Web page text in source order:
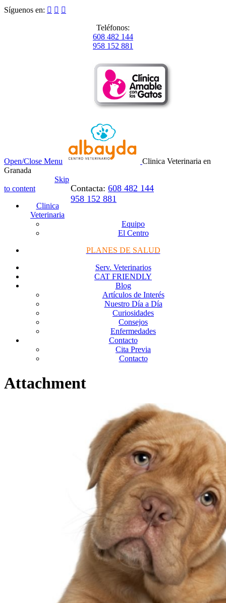
Síguenos en:   
Teléfonos:
608 482 144
958 152 881
Open/Close Menu
Clinica Veterinaria en
Granada
Contacta: 608 482 144
958 152 881
Skip
to content
Clinica
Veterinaria
Equipo
El Centro
PLANES DE SALUD
Serv. Veterinarios
CAT FRIENDLY
Blog
Artículos de Interés
Nuestro Día a Día
Curiosidades
Consejos
Enfermedades
Contacto
Cita Previa
Contacto
Attachment